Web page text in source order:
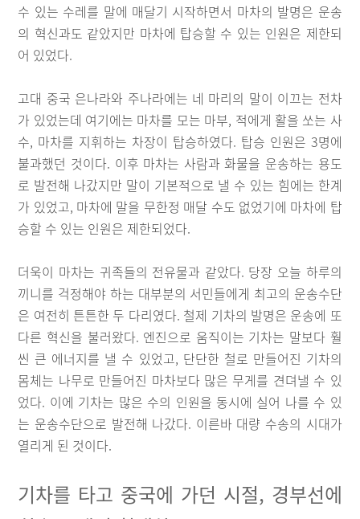
수 있는 수레를 말에 매달기 시작하면서 마차의 발명은 운송
의 혁신과도 같았지만 마차에 탑승할 수 있는 인원은 제한되
어 있었다.
고대 중국 은나라와 주나라에는 네 마리의 말이 이끄는 전차
가 있었는데 여기에는 마차를 모는 마부, 적에게 활을 쏘는 사
수, 마차를 지휘하는 차장이 탑승하였다. 탑승 인원은 3명에
불과했던 것이다. 이후 마차는 사람과 화물을 운송하는 용도
로 발전해 나갔지만 말이 기본적으로 낼 수 있는 힘에는 한계
가 있었고, 마차에 말을 무한정 매달 수도 없었기에 마차에 탑
승할 수 있는 인원은 제한되었다.
더욱이 마차는 귀족들의 전유물과 같았다. 당장 오늘 하루의
끼니를 걱정해야 하는 대부분의 서민들에게 최고의 운송수단
은 여전히 튼튼한 두 다리였다. 철제 기차의 발명은 운송에 또
다른 혁신을 불러왔다. 엔진으로 움직이는 기차는 말보다 훨
씬 큰 에너지를 낼 수 있었고, 단단한 철로 만들어진 기차의
몸체는 나무로 만들어진 마차보다 많은 무게를 견뎌낼 수 있
었다. 이에 기차는 많은 수의 인원을 동시에 실어 나를 수 있
는 운송수단으로 발전해 나갔다. 이른바 대량 수송의 시대가
열리게 된 것이다.
기차를 타고 중국에 가던 시절, 경부선에